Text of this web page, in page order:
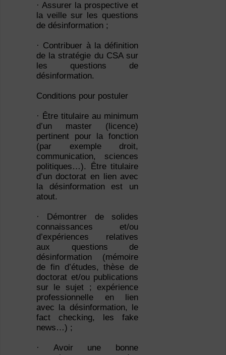
· Assurer la prospective et
la veille sur les questions
de désinformation ;
· Contribuer à la définition
de la stratégie du CSA sur
les questions de
désinformation.
Conditions pour postuler
· Être titulaire au minimum
d’un master (licence)
pertinent pour la fonction
(par exemple droit,
communication, sciences
politiques…). Être titulaire
d’un doctorat en lien avec
la désinformation est un
atout.
· Démontrer de solides
connaissances et/ou
d’expériences relatives
aux questions de
désinformation (mémoire
de fin d’études, thèse de
doctorat et/ou publications
sur le sujet ; expérience
professionnelle en lien
avec la désinformation, le
fact checking, les fake
news…) ;
· Avoir une bonne